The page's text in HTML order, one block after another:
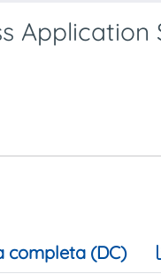
completa (DC)